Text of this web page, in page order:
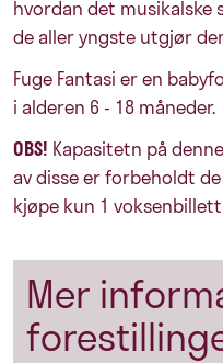
hvordan det musikalske
de aller yngste utgjør
Fuge Fantasi er en
i alderen 6 - 18 måneder.
OBS! Kapasitetn på
av disse er forbeholdt
kjøpe kun 1
Mer